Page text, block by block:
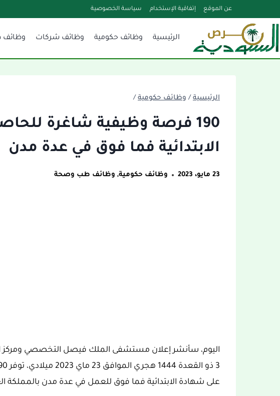
إلى
المحتوى
عن الموقع إتفاقية الإستخدام سياسة الخصوصية
الرئيسية وظائف حكومية وظائف شركات
الرئيسية / وظائف حكومية /
190 فرصة وظيفية شاغرة
الابتدائية فما فوق في عدة مدن
23 مايو، 2023 وظائف حكومية, وظائف طب وصحة
اليوم، سأنشر إعلان مستشفى الملك فيصل التخصصي ومركز
على شهادة الابتدائية فما فوق للعمل في عدة مدن بالمملكة